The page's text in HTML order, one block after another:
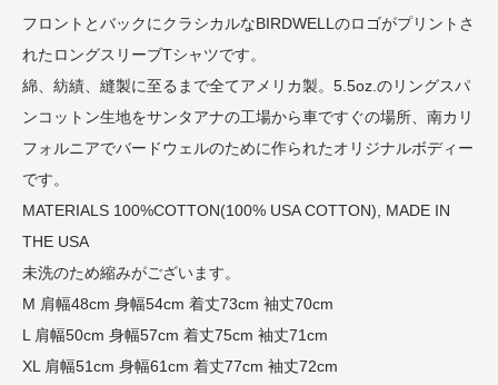
フロントとバックにクラシカルなBIRDWELLのロゴがプリントさ
れたロングスリーブTシャツです。
綿、紡績、縫製に至るまで全てアメリカ製。5.5oz.のリングスパ
ンコットン生地をサンタアナの工場から車ですぐの場所、南カリ
フォルニアでバードウェルのために作られたオリジナルボディー
です。
MATERIALS 100%COTTON(100% USA COTTON), MADE IN
THE USA
未洗のため縮みがございます。
M 肩幅48cm 身幅54cm 着丈73cm 袖丈70cm
L 肩幅50cm 身幅57cm 着丈75cm 袖丈71cm
XL 肩幅51cm 身幅61cm 着丈77cm 袖丈72cm